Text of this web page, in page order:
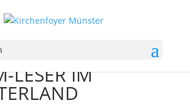
DER PUBLIK-
LESER IM